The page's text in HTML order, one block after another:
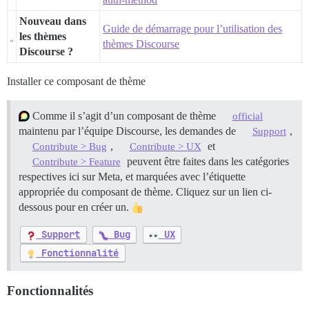
Nouveau dans
les thèmes
Discourse ?
Guide de démarrage pour l’utilisation des
thèmes Discourse
Installer ce composant de thème
Comme il s’agit d’un composant de thème official
maintenu par l’équipe Discourse, les demandes de Support ,
Contribute > Bug , Contribute > UX et
Contribute > Feature
peuvent être faites dans les catégories
respectives ici sur Meta, et marquées avec l’étiquette
appropriée du composant de thème. Cliquez sur un lien ci-
dessous pour en créer un.
Support Bug
UX
Fonctionnalité
Fonctionnalités